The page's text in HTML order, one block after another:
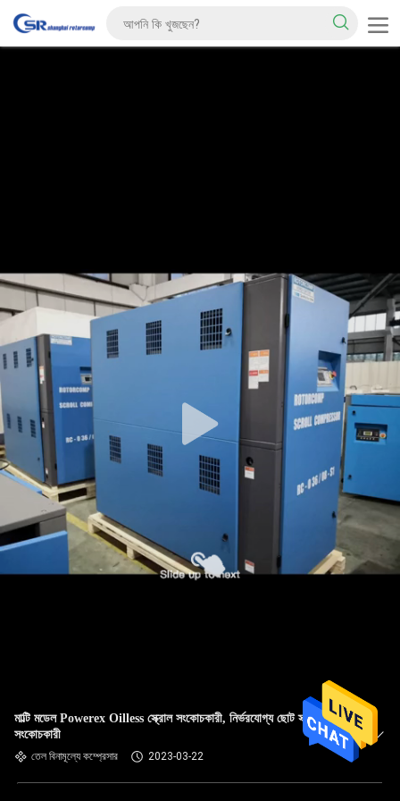
মাল্টি মডেল Powerex Oilless স্ক্রোল সংকোচকারী, নির্ভরযোগ্য ছোট স্ক্রল এয়ার
সংকোচকারী
তেল বিনামূল্যে কম্প্রেসার 2023-03-22